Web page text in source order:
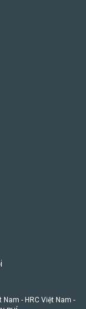
Nam - HRC Việt Nam -